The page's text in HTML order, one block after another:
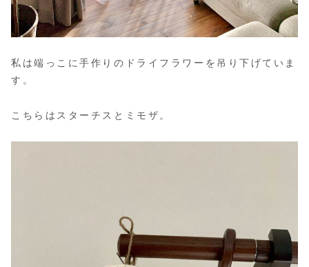
私は端っこに手作りのドライフラワーを吊り下げていま
す。
こちらはスターチスとミモザ。